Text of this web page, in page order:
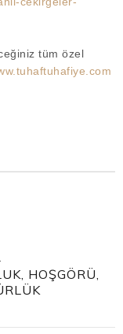
tüm özel
HOŞGÖRÜ,